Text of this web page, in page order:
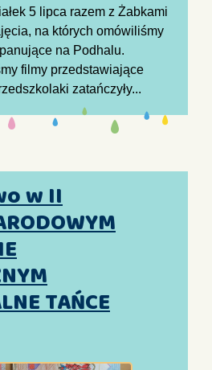
5 lipca razem z Żabkami
na których omówiliśmy
na Podhalu.
filmy przedstawiające
zatańczyły...
w II
TAŃCE